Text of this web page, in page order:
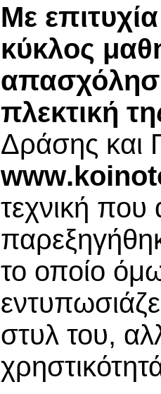
Με
κύκλος
πλεκτική
Δράσης και
www.
τεχνική
το οποίο
στυλ του,